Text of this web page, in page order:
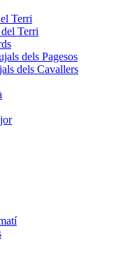
Terri
Terri
dels Pagesos
dels Cavallers